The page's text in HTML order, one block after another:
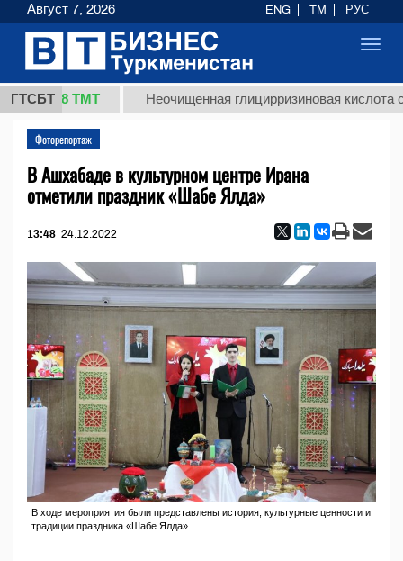
ГТСБТ
37,8 ТМТ Неочищенная глицирризиновая кислота
Фоторепортаж
В Ашхабаде в культурном центре Ирана
отметили праздник «Шабе Ялда»
13:48 24.12.2022
В ходе мероприятия были представлены история, культурные ценности и
традиции праздника «Шабе Ялда».
Август 7, 2026 ENG TM РУС